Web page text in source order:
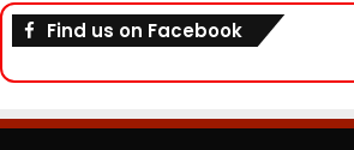
Find us on Facebook